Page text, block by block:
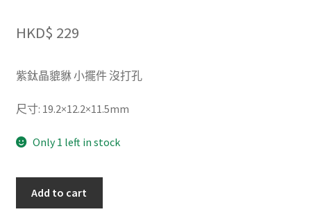
HKD$ 229
紫鈦晶貔貅 小擺件 沒打孔
尺寸: 19.2×12.2×11.5mm
Only 1 left in stock
Add to cart